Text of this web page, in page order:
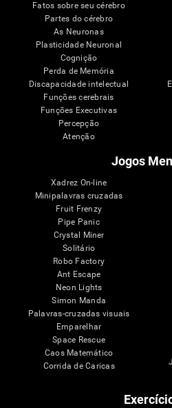
Fatos sobre seu cérebro
Partes do cérebro
As Neuronas
Plasticidade Neuronal
Cognição
Perda de Memória
Discapacidade intelectual
Funções cerebrais
Funções Executivas
Percepção
Atenção
Jogos
Xadrez On-line
Minipalavras cruzadas
Fruit Frenzy
Pipe Panic
Crystal Miner
Solitário
Robo Factory
Ant Escape
Neon Lights
Simon Manda
Palavras-cruzadas visuais
Emparelhar
Space Rescue
Caos Matemático
Corrida de Caricas